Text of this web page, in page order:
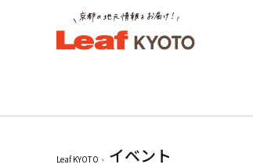
Leaf KYOTO イベント